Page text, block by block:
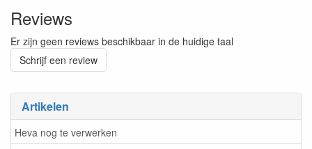
Artikelen
Heva nog te verwerken
Reviews
Er zijn geen reviews beschikbaar in de huidige taal
Schrijf een review